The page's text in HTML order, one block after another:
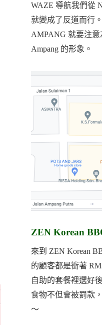
WAZE 導航我們從
就變成了反道而行
AMPANG 就要注
Ampang 的形象。
ZEN Korean
來到 ZEN Korean
的顧客都是衝著
自助的套餐裡選好
食物不但會被罰款
～